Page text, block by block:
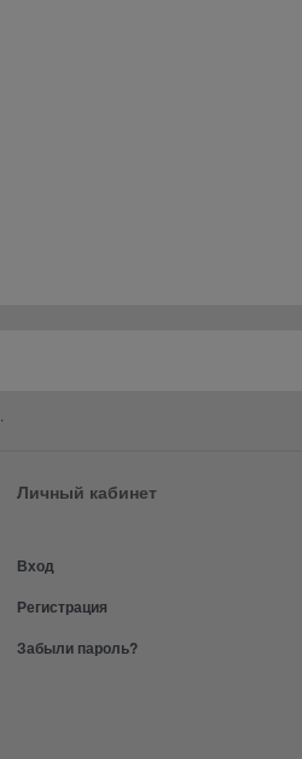
Личный кабинет
Вход
Регистрация
Забыли пароль?